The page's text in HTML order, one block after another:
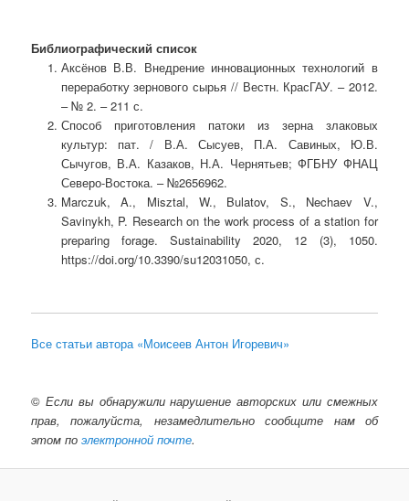
Библиографический список
Аксёнов В.В. Внедрение инновационных технологий в
переработку зернового сырья // Вестн. КрасГАУ. – 2012.
– № 2. – 211 с.
Способ приготовления патоки из зерна злаковых
культур: пат. / В.А. Сысуев, П.А. Савиных, Ю.В.
Сычугов, В.А. Казаков, Н.А. Чернятьев; ФГБНУ ФНАЦ
Северо-Востока. – №2656962.
Marczuk, A., Misztal, W., Bulatov, S., Nechaev V.,
Savinykh, P. Research on the work process of a station for
preparing forage. Sustainability 2020, 12 (3), 1050.
https://doi.org/10.3390/su12031050, с.
Все статьи автора «Моисеев Антон Игоревич»
© Если вы обнаружили нарушение авторских или смежных
прав, пожалуйста, незамедлительно сообщите нам об
этом поэлектронной почте.